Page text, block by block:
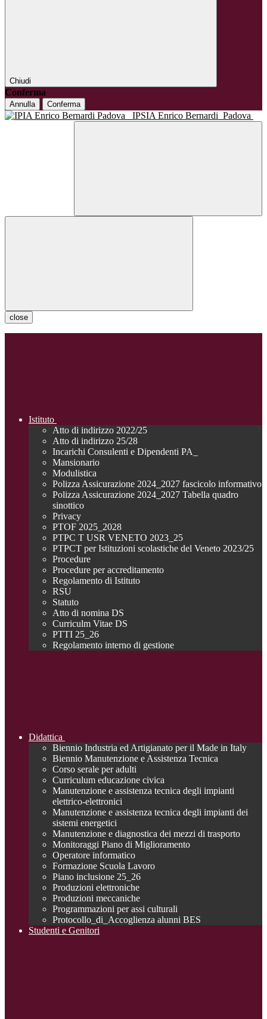
Chiudi
Conferma
Annulla Conferma
IPSIA Enrico Bernardi Padova
close
Istituto
Atto di indirizzo 2022/25
Atto di indirizzo 25/28
Incarichi Consulenti e Dipendenti PA_
Mansionario
Modulistica
Polizza Assicurazione 2024_2027 fascicolo informativo
Polizza Assicurazione 2024_2027 Tabella quadro
sinottico
Privacy
PTOF 2025_2028
PTPC T USR VENETO 2023_25
PTPCT per Istituzioni scolastiche del Veneto 2023/25
Procedure
Procedure per accreditamento
Regolamento di Istituto
RSU
Statuto
Atto di nomina DS
Curriculm Vitae DS
PTTI 25_26
Regolamento interno di gestione
Didattica
Biennio Industria ed Artigianato per il Made in Italy
Biennio Manutenzione e Assistenza Tecnica
Corso serale per adulti
Curriculum educazione civica
Manutenzione e assistenza tecnica degli impianti
elettrico-elettronici
Manutenzione e assistenza tecnica degli impianti dei
sistemi energetici
Manutenzione e diagnostica dei mezzi di trasporto
Monitoraggi Piano di Miglioramento
Operatore informatico
Formazione Scuola Lavoro
Piano inclusione 25_26
Produzioni elettroniche
Produzioni meccaniche
Programmazioni per assi culturali
Protocollo_di_Accoglienza alunni BES
Studenti e Genitori